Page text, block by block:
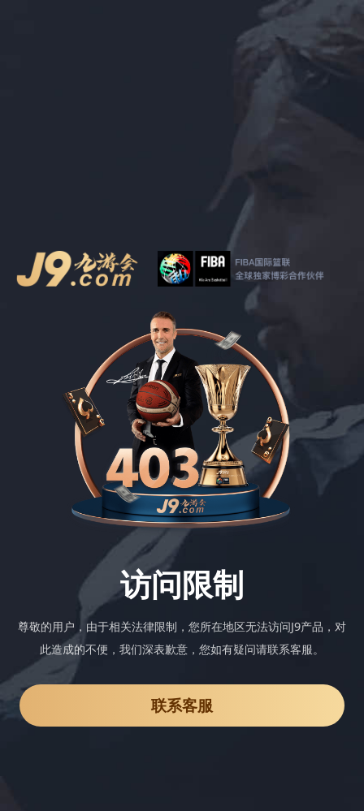
访问限制
尊敬的用户，由于相关法律限制，您所在地区无法访问J9产品，对
此造成的不便，我们深表歉意，您如有疑问请联系客服。
联系客服